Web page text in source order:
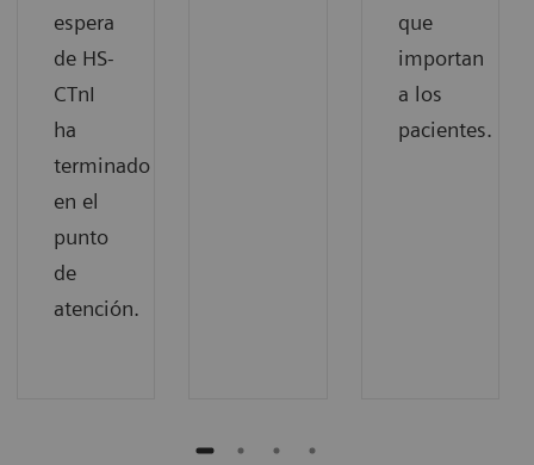
espera
de HS-
CTnI
ha
terminado
en el
punto
de
atención.
que
importan
a los
pacientes.